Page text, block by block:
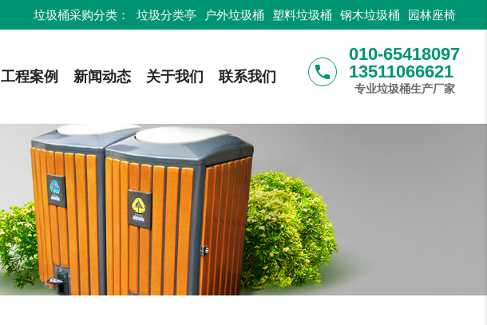
垃圾桶采购分类： 垃圾分类亭 户外垃圾桶 塑料垃圾桶 钢木垃圾桶 园林座椅
工程案例 新闻动态 关于我们 联系我们 phone
010-65418097
13511066621
专业垃圾桶生产厂家